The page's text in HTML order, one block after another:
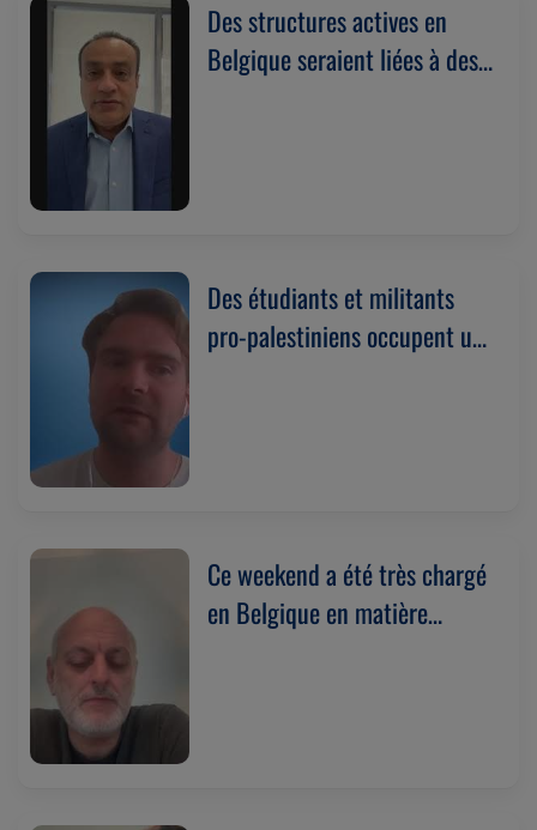
Des structures actives en
Belgique seraient liées à des
Des étudiants et militants
pro-palestiniens occupent un
Ce weekend a été très chargé
en Belgique en matière